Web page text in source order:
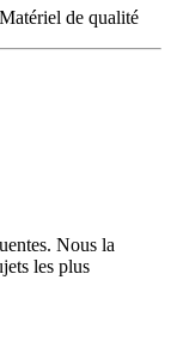
de qualité
Nous la
les plus